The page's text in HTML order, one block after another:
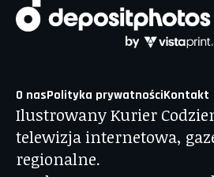
O nasPolityka prywatnościKontakt
Ilustrowany Kurier
telewizja internetowa,
regionalne.